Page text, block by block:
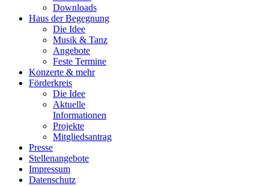
Downloads
Haus der Begegnung
Die Idee
Musik & Tanz
Angebote
Feste Termine
Konzerte & mehr
Förderkreis
Die Idee
Aktuelle
Informationen
Projekte
Mitgliedsantrag
Presse
Stellenangebote
Impressum
Datenschutz